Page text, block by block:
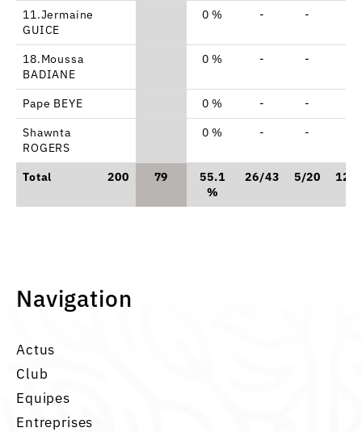
11.Jermaine
GUICE
0 % - -
18.Moussa
BADIANE
0 % - -
Pape BEYE 0 % - -
Shawnta
ROGERS
0 % - -
Total 200 79
55.1
%
26/43 5/20 12/
Navigation
Actus
Club
Equipes
Entreprises